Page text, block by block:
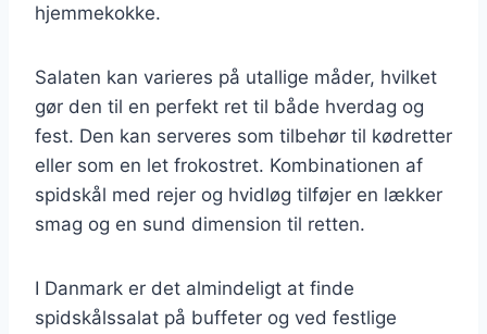
hjemmekokke.
Salaten kan varieres på utallige måder, hvilket
gør den til en perfekt ret til både hverdag og
fest. Den kan serveres som tilbehør til kødretter
eller som en let frokostret. Kombinationen af
spidskål med rejer og hvidløg tilføjer en lækker
smag og en sund dimension til retten.
I Danmark er det almindeligt at finde
spidskålssalat på buffeter og ved festlige